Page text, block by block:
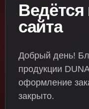
сайта
Добрый день!
продукции
оформление
закрыто.